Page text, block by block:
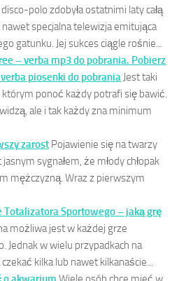
polo zdobyła ostatnimi laty całą
nawet specjalna telewizja emitująca
gatunku. Jej sukces ciągle rośnie...
– verba mp3 do pobrania. Pobierz
piosenki do pobrania Jest taki
ponoć każdy potrafi się bawić.
ale i tak każdy zna minimum
zarost Pojawienie się na twarzy
sygnałem, że młody chłopak
mężczyzną. Wraz z pierwszym
Totalizatora Sportowego – jaką grę
możliwa jest w każdej grze
Jednak w wielu przypadkach na
kilka lub nawet kilkanaście...